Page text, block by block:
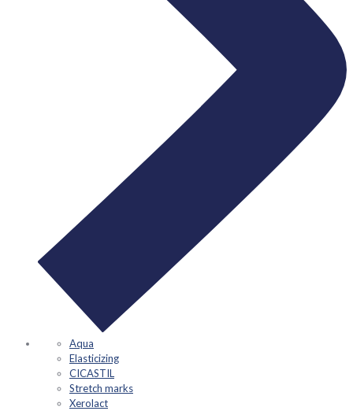
Aqua
Elasticizing
CICASTIL
Stretch marks
Xerolact